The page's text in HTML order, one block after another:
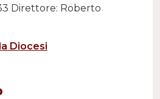
Direttore: Roberto
Diocesi